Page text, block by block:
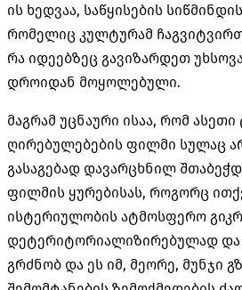
ის ხედვაა, საწყისების
რომელიც კულტურამ
რა იდეებზეც გავიზარდეთ
დროიდან მოყოლებული.
მაგრამ უცნაური ისაა, რომ
ღირებულებების ფილმი სულაც
გასაგებად დავარცხნილ
ფილმის ყურებისას, როგორც
ისტერიულობის ატმოსფერო
დეტერიტორიალიზირებულად
გრძნობ და ეს იმ, მეორე, მუნჯი